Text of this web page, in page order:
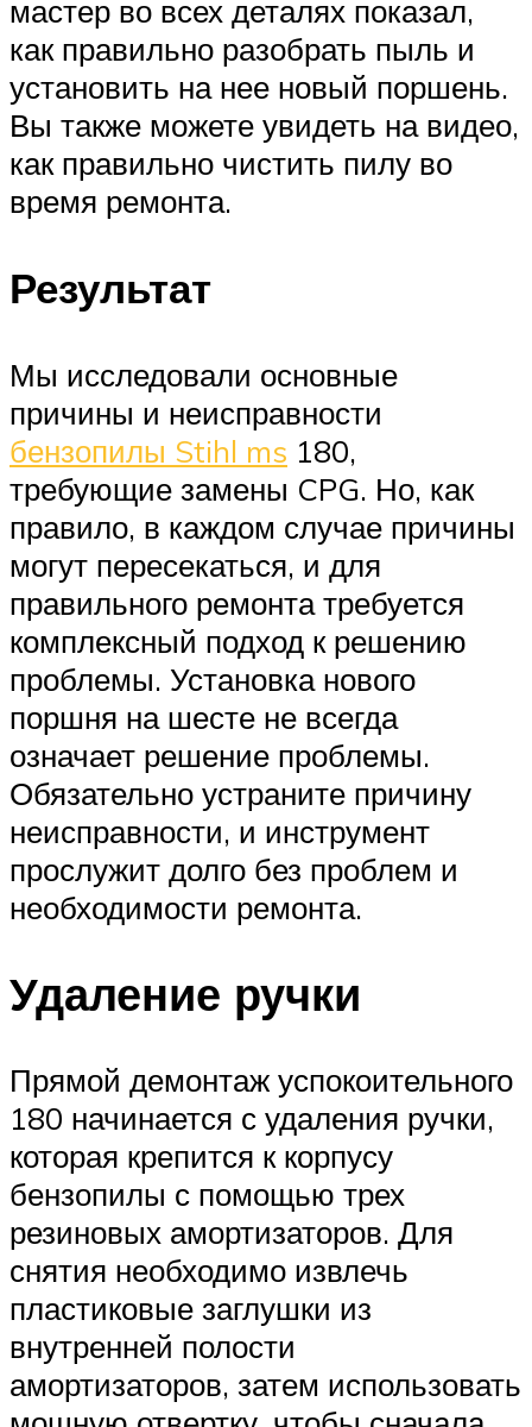
мастер во всех деталях показал,
как правильно разобрать пыль и
установить на нее новый поршень.
Вы также можете увидеть на видео,
как правильно чистить пилу во
время ремонта.
Результат
Мы исследовали основные
причины и неисправности
бензопилы Stihl ms 180,
требующие замены CPG. Но, как
правило, в каждом случае причины
могут пересекаться, и для
правильного ремонта требуется
комплексный подход к решению
проблемы. Установка нового
поршня на шесте не всегда
означает решение проблемы.
Обязательно устраните причину
неисправности, и инструмент
прослужит долго без проблем и
необходимости ремонта.
Удаление ручки
Прямой демонтаж успокоительного
180 начинается с удаления ручки,
которая крепится к корпусу
бензопилы с помощью трех
резиновых амортизаторов. Для
снятия необходимо извлечь
пластиковые заглушки из
внутренней полости
амортизаторов, затем использовать